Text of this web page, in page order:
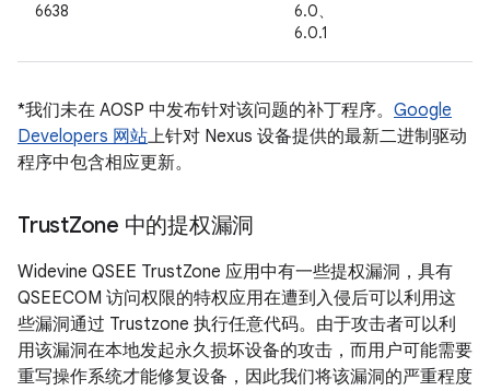
6638
6.0、
6.0.1
*我们未在 AOSP 中发布针对该问题的补丁程序。 Google
Developers 网站上针对 Nexus 设备提供的最新二进制驱动
程序中包含相应更新。
TrustZone 中的提权漏洞
Widevine QSEE TrustZone 应用中有一些提权漏洞，具有
QSEECOM 访问权限的特权应用在遭到入侵后可以利用这
些漏洞通过 Trustzone 执行任意代码。由于攻击者可以利
用该漏洞在本地发起永久损坏设备的攻击，而用户可能需要
重写操作系统才能修复设备，因此我们将该漏洞的严重程度